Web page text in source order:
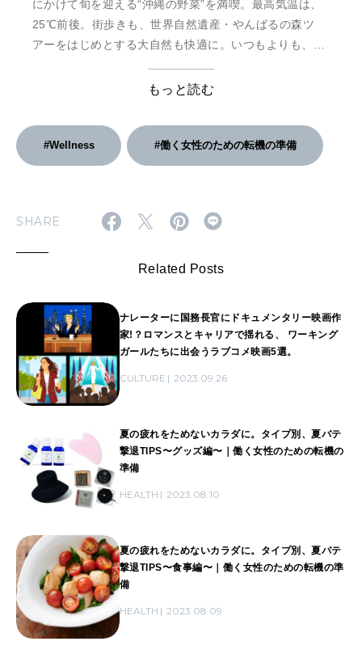
にかけて旬を迎える“沖縄の野菜”を満喫。最高気温は、
25℃前後。街歩きも、世界自然遺産・やんばるの森ツ
アーをはじめとする大自然も快適に。いつもよりも、
美味しい春の沖縄へ向かいませんか。
もっと読む
#Wellness #働く女性のための転機の準備
SHARE
Related Posts
ナレーターに国務長官にドキュメンタリー映画作
家!？ロマンスとキャリアで揺れる、 ワーキング
ガールたちに出会うラブコメ映画5選。
CULTURE 2023.09.26
夏の疲れをためないカラダに。タイプ別、夏バテ
撃退TIPS〜グッズ編〜｜働く女性のための転機の
準備
HEALTH 2023.08.10
夏の疲れをためないカラダに。タイプ別、夏バテ
撃退TIPS〜食事編〜｜働く女性のための転機の準
備
HEALTH 2023.08.09